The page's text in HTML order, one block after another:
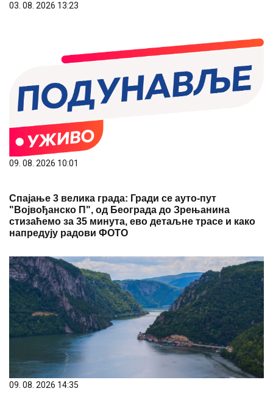
03. 08. 2026 13:23
09. 08. 2026 10:01
Спајање 3 велика града: Гради се ауто-пут
"Војвођанско П", од Београда до Зрењанина
стизаћемо за 35 минута, ево детаљне трасе и како
напредују радови ФОТО
09. 08. 2026 14:35